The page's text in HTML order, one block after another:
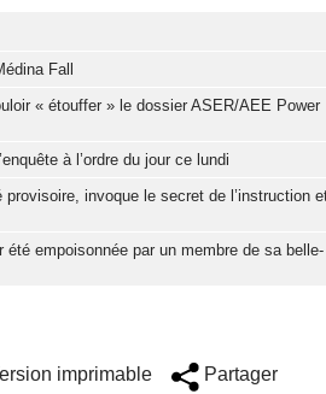
Fall
« étouffer » le dossier ASER/AEE Power
à l’ordre du jour ce lundi
invoque le secret de l’instruction
été empoisonnée par un membre de sa belle-
imprimable Partager